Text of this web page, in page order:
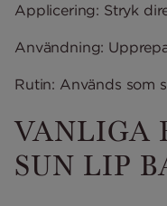
Applicering: Stryk
Användning:
Rutin: Används som
VANLIGA
SUN LIP